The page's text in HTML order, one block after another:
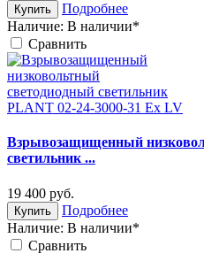
Купить
Подробнее
Наличие: В наличии*
Cравнить
Взрывозащищенный
светильник ...
19 400 руб.
Купить
Подробнее
Наличие: В наличии*
Cравнить